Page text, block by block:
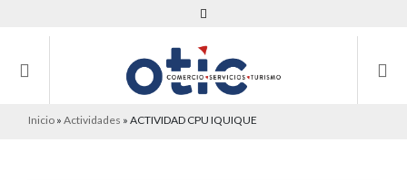
Inicio » Actividades » ACTIVIDAD CPU IQUIQUE